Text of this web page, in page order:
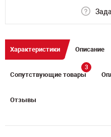
Характеристики Описание
Сопутствующие товары
3
Отзывы